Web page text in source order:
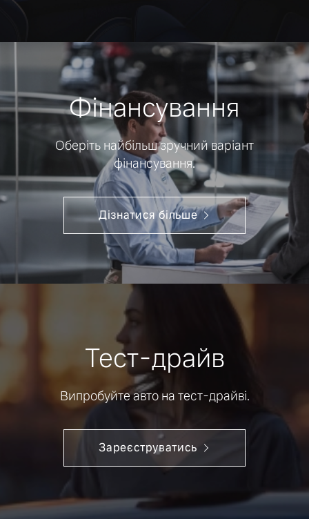
Фінансування
Оберіть найбільш зручний варіант
фінансування.
Дізнатися більше
Тест-драйв
Випробуйте авто на тест-драйві.
Зареєструватись